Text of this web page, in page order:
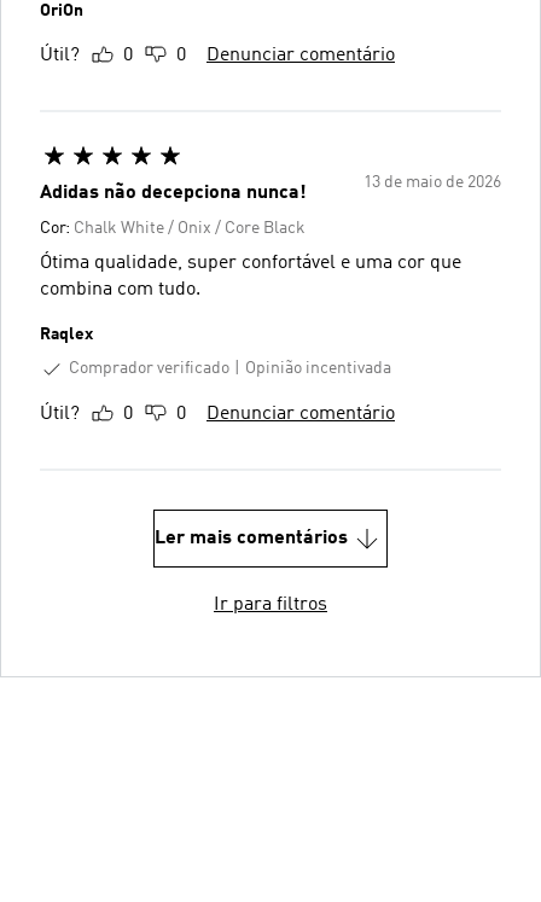
OriOn
Útil? 0 0 Denunciar comentário
13 de maio de 2026
Adidas não decepciona nunca!
Cor: Chalk White / Onix / Core Black
Ótima qualidade, super confortável e uma cor que
combina com tudo.
Raqlex
Comprador verificado
Opinião incentivada
Útil? 0 0 Denunciar comentário
Ler mais comentários
Ir para filtros